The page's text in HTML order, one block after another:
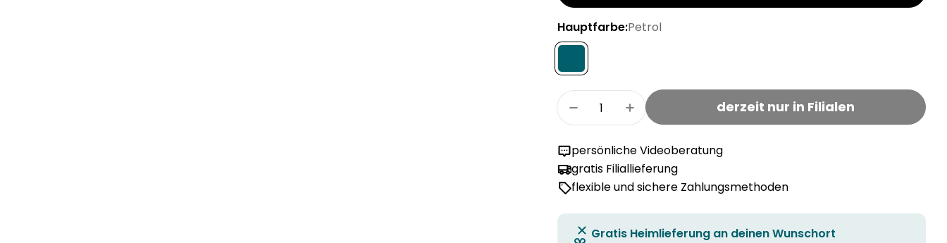
Hauptfarbe:Petrol
Menge
Menge für VERO Tanne verringern
Menge für VERO Tanne erhöhen
derzeit nur in Filialen
persönliche Videoberatung
gratis Filiallieferung
flexible und sichere Zahlungsmethoden
Gratis Heimlieferung an deinen Wunschort